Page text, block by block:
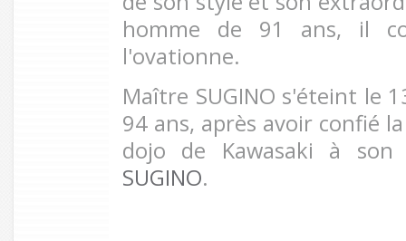
homme de 91 ans, il
l'ovationne.
Maître SUGINO s'éteint le
94 ans, après avoir confié
dojo de Kawasaki à
SUGINO.